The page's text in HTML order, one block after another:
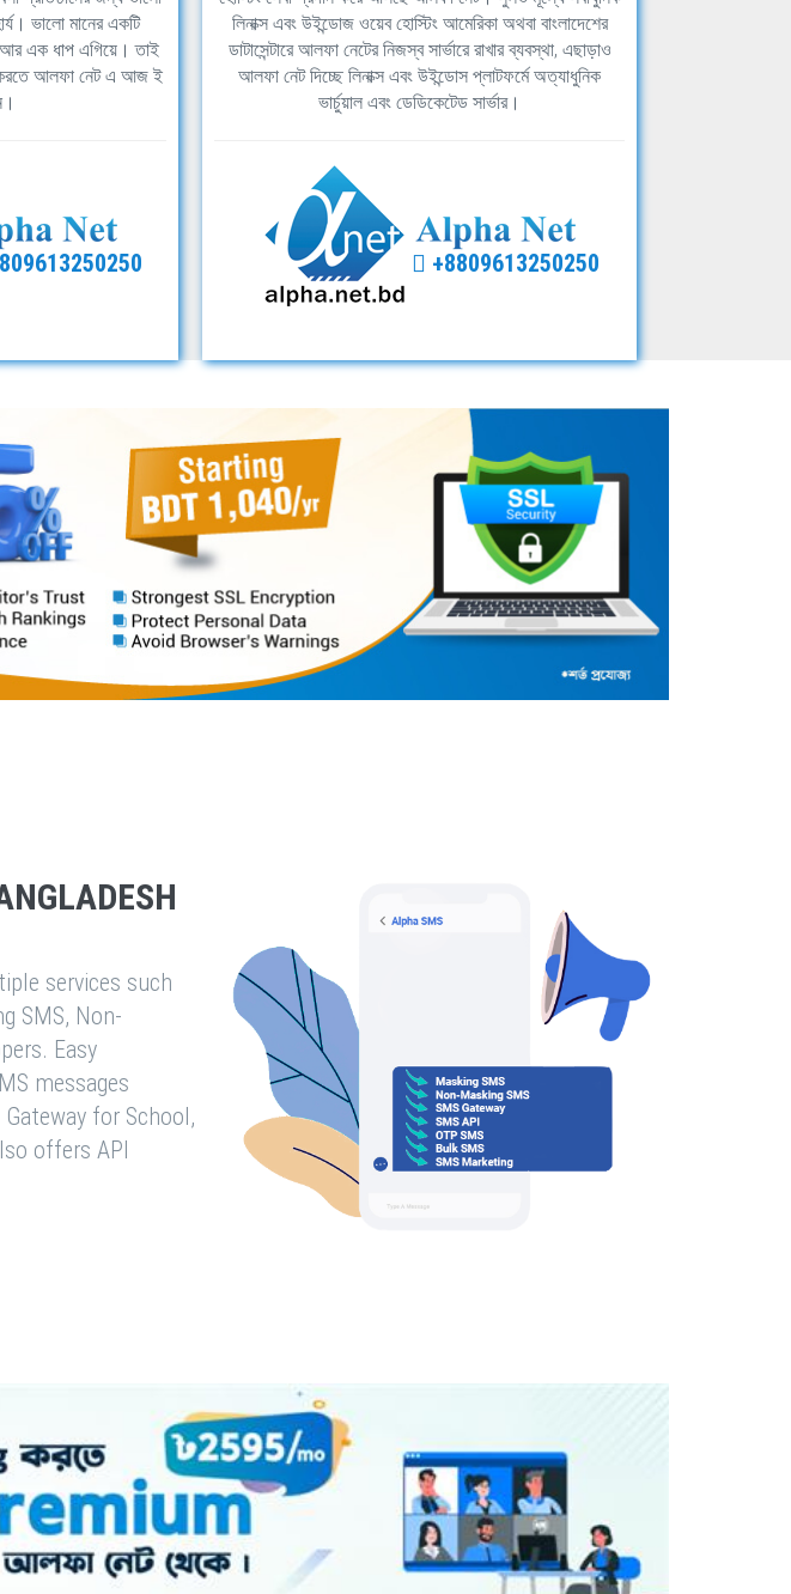
ভালো মানের একটি
আর এক ধাপ এগিয়ে। তাই
করতে আলফা নেট এ আজ ই
লিনাক্স এবং উইন্ডোজ ওয়েব হোস্টিং আমেরিকা অথবা বাংলাদেশের
ডাটাসেন্টারে আলফা নেটের নিজস্ব সার্ভারে রাখার ব্যবস্থা, এছাড়াও
আলফা নেট দিচ্ছে লিনাক্স এবং উইন্ডোস প্লাটফর্মে অত্যাধুনিক
ভার্চুয়াল এবং ডেডিকেটেড সার্ভার।
+8809613250250
services such
SMS, Non-
Easy
messages
for School,
offers API